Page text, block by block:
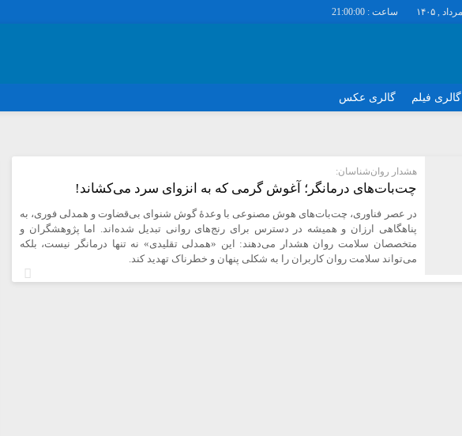
ساعت : 21:00:01
گالری فیلم گالری عکس
گالری عکس
حساب مشتری
برگه دو ستونه
گروه فرهنگ
هشدار روان‌شناسان:
چت‌بات‌های درمانگر؛ آغوش گرمی که به انزوای سرد می‌کشاند!
در عصر فناوری، چت‌بات‌های هوش مصنوعی با وعدهٔ گوش شنوای بی‌قضاوت و همدلی فوری، به
پناهگاهی ارزان و همیشه در دسترس برای رنج‌های روانی تبدیل شده‌اند. اما پژوهشگران و
متخصصان سلامت روان هشدار می‌دهند: این «همدلی تقلیدی» نه تنها درمانگر نیست، بلکه
می‌تواند سلامت روان کاربران را به شکلی پنهان و خطرناک تهدید کند.